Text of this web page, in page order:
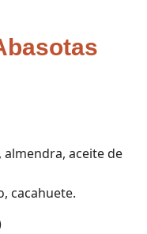
almendra, aceite de
cacahuete.